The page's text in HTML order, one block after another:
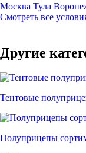
Москва Тула
Смотреть все
Другие
Тентовые
Полуприцепы